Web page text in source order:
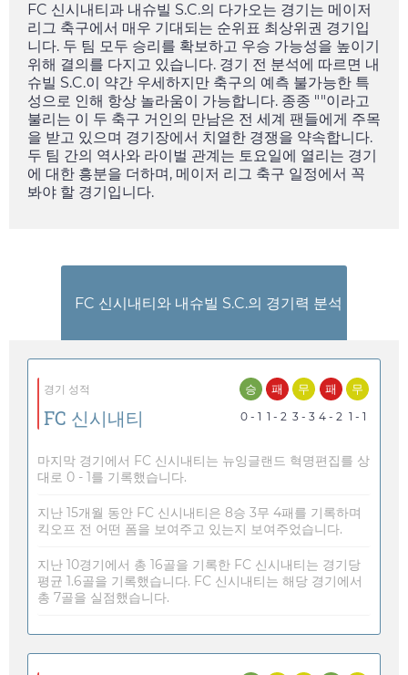
FC 신시내티과 내슈빌 S.C.의 다가오는 경기는 메이저
리그 축구에서 매우 기대되는 순위표 최상위권 경기입
니다. 두 팀 모두 승리를 확보하고 우승 가능성을 높이기
위해 결의를 다지고 있습니다. 경기 전 분석에 따르면 내
슈빌 S.C.이 약간 우세하지만 축구의 예측 불가능한 특
성으로 인해 항상 놀라움이 가능합니다. 종종 ""이라고
불리는 이 두 축구 거인의 만남은 전 세계 팬들에게 주목
을 받고 있으며 경기장에서 치열한 경쟁을 약속합니다.
두 팀 간의 역사와 라이벌 관계는 토요일에 열리는 경기
에 대한 흥분을 더하며, 메이저 리그 축구 일정에서 꼭
봐야 할 경기입니다.
FC 신시내티와 내슈빌 S.C.의 경기력 분석
경기 성적
FC 신시내티
승
0 - 1
패
1 - 2
무
3 - 3
패
4 - 2
무
1 - 1
마지막 경기에서 FC 신시내티는 뉴잉글랜드 혁명편집를 상
대로 0 - 1를 기록했습니다.
지난 15개월 동안 FC 신시내티은 8승 3무 4패를 기록하며
킥오프 전 어떤 폼을 보여주고 있는지 보여주었습니다.
지난 10경기에서 총 16골을 기록한 FC 신시내티는 경기당
평균 1.6골을 기록했습니다. FC 신시내티는 해당 경기에서
총 7골을 실점했습니다.